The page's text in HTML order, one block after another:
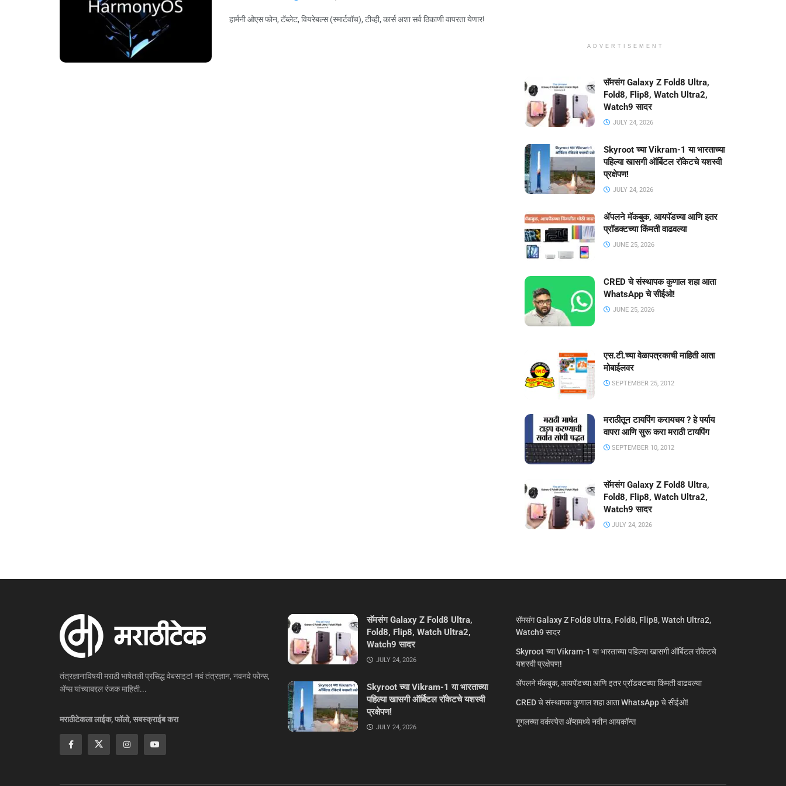
हार्मनी ओएस फोन, टॅब्लेट, वियरेबल्स (स्मार्टवॉच), टीव्ही, कार्स अशा सर्व ठिकाणी वापरता येणार!
ADVERTISEMENT
सॅमसंग Galaxy Z Fold8 Ultra,
Fold8, Flip8, Watch Ultra2,
Watch9 सादर
JULY 24, 2026
Skyroot च्या Vikram-1 या भारताच्या
पहिल्या खासगी ऑर्बिटल रॉकेटचे यशस्वी
प्रक्षेपण!
JULY 24, 2026
ॲपलने मॅकबुक, आयपॅडच्या आणि इतर
प्रॉडक्टच्या किंमती वाढवल्या
JUNE 25, 2026
CRED चे संस्थापक कुणाल शहा आता
WhatsApp चे सीईओ!
JUNE 25, 2026
एस.टी.च्या वेळापत्रकाची माहिती आता
मोबाईलवर
SEPTEMBER 25, 2012
मराठीतून टायपिंग करायचय ? हे पर्याय
वापरा आणि सुरू करा मराठी टायपिंग
SEPTEMBER 10, 2012
सॅमसंग Galaxy Z Fold8 Ultra,
Fold8, Flip8, Watch Ultra2,
Watch9 सादर
JULY 24, 2026
तंत्रज्ञानाविषयी मराठी भाषेतली प्रसिद्ध वेबसाइट! नवं तंत्रज्ञान, नवनवे फोन्स,
ॲप्स यांच्याबद्दल रंजक माहिती...
मराठीटेकला लाईक, फॉलो, सबस्क्राईब करा
सॅमसंग Galaxy Z Fold8 Ultra,
Fold8, Flip8, Watch Ultra2,
Watch9 सादर
JULY 24, 2026
Skyroot च्या Vikram-1 या भारताच्या
पहिल्या खासगी ऑर्बिटल रॉकेटचे यशस्वी
प्रक्षेपण!
JULY 24, 2026
सॅमसंग Galaxy Z Fold8 Ultra, Fold8, Flip8, Watch Ultra2,
Watch9 सादर
Skyroot च्या Vikram-1 या भारताच्या पहिल्या खासगी ऑर्बिटल रॉकेटचे
यशस्वी प्रक्षेपण!
ॲपलने मॅकबुक, आयपॅडच्या आणि इतर प्रॉडक्टच्या किंमती वाढवल्या
CRED चे संस्थापक कुणाल शहा आता WhatsApp चे सीईओ!
गूगलच्या वर्कस्पेस अ‍ॅप्समध्ये नवीन आयकॉन्स